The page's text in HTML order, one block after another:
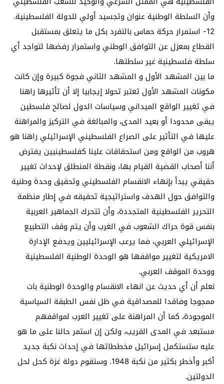
وأن السلطة الوطنية عنوان وتجسيد أولي للدولة الفلسطينية.
12- استمرار حركة حماس بالتفرد بكل ما يتعلق بمستقبل
القطاع بمعزل عن التوافق الوطني واستمرار رفضها لتواجد أي
سلطة فلسطينية غير سلطتها.
ما بين المشهد الأول و المشهد الثاني فجوة كبيرة وإن كانت
مكونات المشهد الأول تعتبر تحولا إيجابيا إلا أن تأثيرها راهنا
في تغيير الواقع الميداني وسياسات الدول لصالح فلسطين
يبقى محدودا أو بعيد المدى، والمبالغة في التركيز والمراهنة
عليها في التأثير على الصراع الفلسطيني الإسرائيلي راهنا هو
هروب من الواقع ومن استحقاقات علينا كفلسطينيين يفترض
أننا أصحاب القضية القيام بها، ونقطة المنطلق لإحداث تغيير
حقيقي يبدأ بإنهاء الانقسام الفلسطيني وتحقيق وحدة وطنية
والتوافق حول الهدف واستراتيجية تحقيقه في إطار منظمة
التحرير الفلسطينية المتجددة، وأن تتحرك الجماهير العربية
بنفس قوة حراك الشعوب في الغرب وأن يتم وقف التطبيع
الإسرائيلي العربي، فما يرعب الإسرائيليين ويدفع الإدارة
الامريكية لتغيير مواقفها هو الوحدة الوطنية الفلسطينية
ووحدة الموقف العربي.
نعلم أن أي حديث عن انهاء الانقسام والوحدة الوطنية بات
ممجوجا وفاقدا للمصداقية في ظل نفس الطبقة السياسية
الموجودة، كما أن المراهنة على تغيير العرب لمواقفهم
مستبعد في المدى القريب، ولكن إن استمر حالنا على ما هو
عليه ستستكمل إسرائيل مخططاتها في إحداث نكبة جديد
أكبر وأخطر بكثير من نكبة 1948. وستقوم دولة غزة كحل لحل
الدولتين.